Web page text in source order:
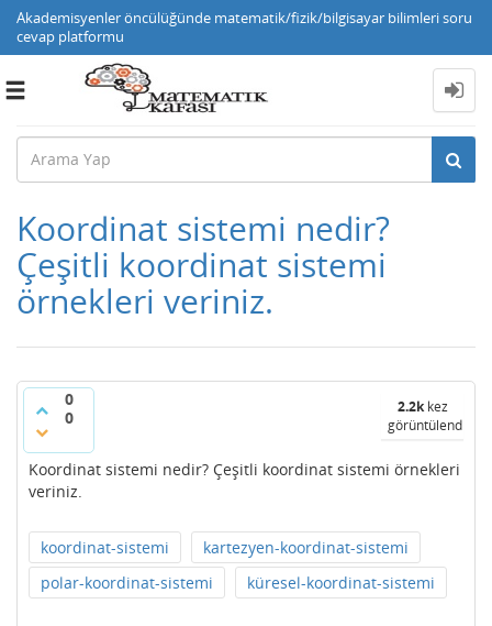
Akademisyenler öncülüğünde matematik/fizik/bilgisayar bilimleri soru
cevap platformu
Toggle
Koordinat sistemi nedir?
Çeşitli koordinat sistemi
örnekleri veriniz.
0
0
2.2kkez
görüntülendi
Koordinat sistemi nedir? Çeşitli koordinat sistemi örnekleri
veriniz.
koordinat-sistemi
kartezyen-koordinat-sistemi
polar-koordinat-sistemi
küresel-koordinat-sistemi